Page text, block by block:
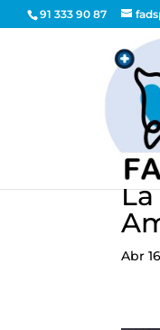
91 333 90 87
Abr